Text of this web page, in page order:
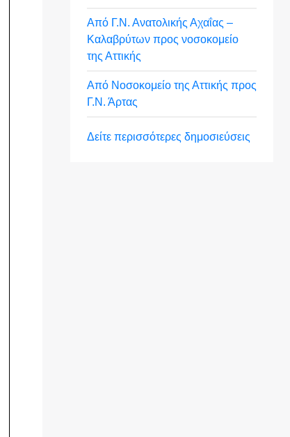
Από Γ.Ν. Ανατολικής Αχαΐας –
Καλαβρύτων προς νοσοκομείο
της Αττικής
Από Νοσοκομείο της Αττικής προς
Γ.Ν. Άρτας
Δείτε περισσότερες δημοσιεύσεις